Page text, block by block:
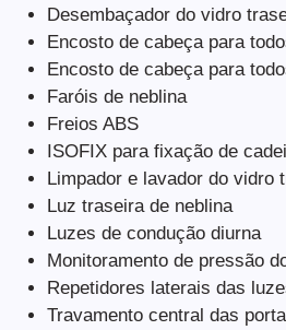
Desembaçador do vidro
Encosto de cabeça para
Encosto de cabeça para
Faróis de neblina
Freios ABS
ISOFIX para fixação de
Limpador e lavador do vidro
Luz traseira de neblina
Luzes de condução diurna
Monitoramento de pressão
Repetidores laterais das
Travamento central das